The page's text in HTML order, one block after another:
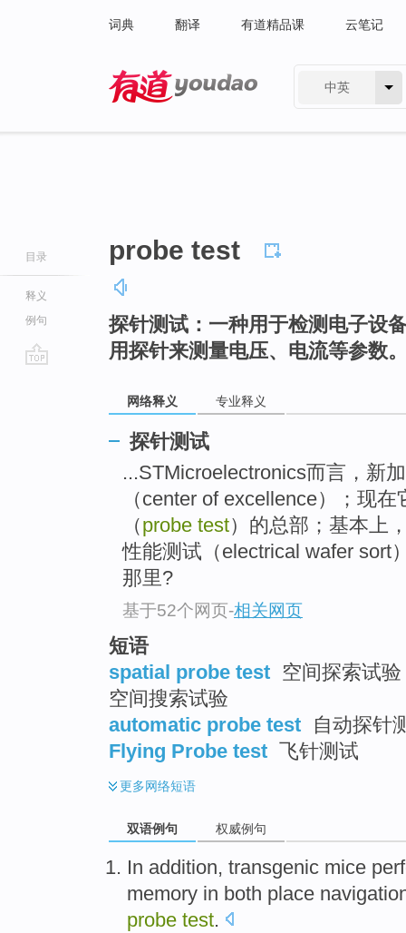
词典 翻译 有道精品课 云笔记
中英
目录
释义
例句
probe test
探针测试：一种用于检测电子设
用探针来测量电压、电流等参数
网络释义 专业释义
探针测试
...STMicroelectronics而言，新
（center of excellence）；现
（probe test）的总部；基本上
性能测试（electrical wafer sort
那里?
基于52个网页-相关网页
短语
spatial probe test 空间探索试
空间搜索试验
automatic probe test
自动探针
Flying Probe test 飞针测试
更多网络短语
双语例句 权威例句
In addition, transgenic mice
memory in both place
probe test.